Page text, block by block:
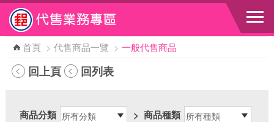
跳到主要內容區塊
首頁 > 代售商品一覽 > 一般代售商品
回上頁 回列表
商品分類 > 商品種類